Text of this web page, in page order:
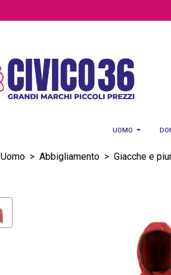
UOMO
Uomo > Abbigliamento > Giacche e